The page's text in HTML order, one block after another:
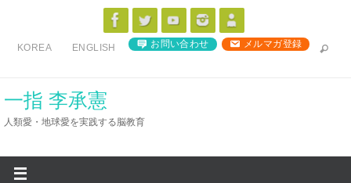
ス
KOREA ENGLISH お問い合わせ メルマガ登録
一指 李承憲
人類愛・地球愛を実践する脳教育